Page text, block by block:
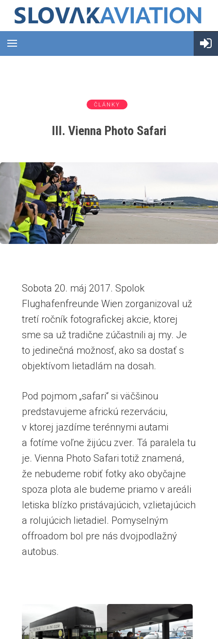
ČLÁNKY
III. Vienna Photo Safari
Sobota 20. máj 2017. Spolok
Flughafenfreunde Wien zorganizoval už
tretí ročník fotografickej akcie, ktorej
sme sa už tradične zúčastnili aj my. Je
to jedinečná možnosť, ako sa dostať s
objektívom lietadlám na dosah.
Pod pojmom „safari“ si väčšinou
predstavujeme africkú rezerváciu,
v ktorej jazdíme terénnymi autami
a fotíme voľne žijúcu zver. Tá paralela tu
je. Vienna Photo Safari totiž znamená,
že nebudeme robiť fotky ako obyčajne
spoza plota ale budeme priamo v areáli
letiska blízko pristávajúcich, vzlietajúcich
a rolujúcich lietadiel. Pomyselným
offroadom bol pre nás dvojpodlažný
autobus.